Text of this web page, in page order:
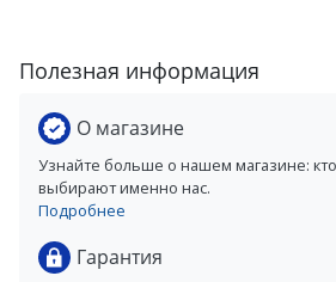
Полезная информация
О магазине
Узнайте больше о нашем магазине:
выбирают именно нас.
Подробнее
Гарантия